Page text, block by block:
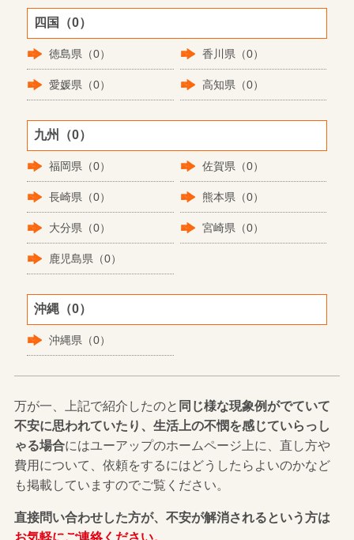
四国（0）
徳島県（0） 香川県（0）
愛媛県（0） 高知県（0）
九州（0）
福岡県（0） 佐賀県（0）
長崎県（0） 熊本県（0）
大分県（0） 宮崎県（0）
鹿児島県（0）
沖縄（0）
沖縄県（0）
万が一、上記で紹介したのと 同じ様な現象例がでていて
不安に思われていたり、生活上の不憫を感じていらっし
ゃる場合にはユーアップのホームページ上に、直し方や
費用について、依頼をするにはどうしたらよいのかなど
も掲載していますのでご覧ください。
直接問い合わせした方が、不安が解消されるという方は
お気軽にご連絡ください。